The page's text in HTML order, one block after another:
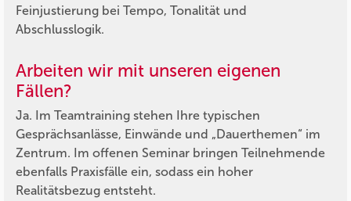
Feinjustierung bei Tempo, Tonalität und
Abschlusslogik.
Arbeiten wir mit unseren eigenen
Fällen?
Ja. Im Teamtraining stehen Ihre typischen
Gesprächsanlässe, Einwände und „Dauerthemen“ im
Zentrum. Im offenen Seminar bringen Teilnehmende
ebenfalls Praxisfälle ein, sodass ein hoher
Realitätsbezug entsteht.